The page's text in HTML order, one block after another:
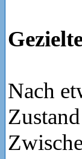
Nach